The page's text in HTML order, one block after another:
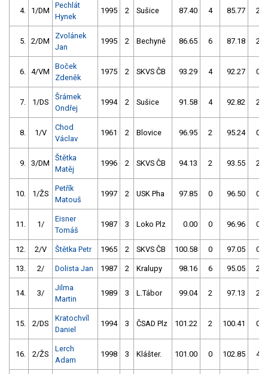
4. 1/DM
Pechlát
Hynek
1995 2 Sušice 87.40 4 85.77 2
5. 2/DM
Zvolánek
Jan
1995 2 Bechyně 86.65 6 87.18 2
6. 4/VM
Boček
Zdeněk
1975 2 SKVS ČB 93.29 4 92.27 0
7. 1/DS
Šrámek
Ondřej
1994 2 Sušice 91.58 4 92.82 2
8. 1/V
Chod
Václav
1961 2 Blovice 96.95 2 95.24 0
9. 3/DM
Štětka
Matěj
1996 2 SKVS ČB 94.13 2 93.55 2
10. 1/ŽS
Petřík
Matouš
1997 2 USK Pha 97.85 0 96.50 0
11. 1/
Eisner
Tomáš
1987 3 Loko Plz 0.00 0 96.96 0
12. 2/V Štětka Petr 1965 2 SKVS ČB 100.58 0 97.05 0
13. 2/ Dolista Jan 1987 2 Kralupy 98.16 6 95.05 2
14. 3/
Jilma
Martin
1989 3 L.Tábor 99.04 2 97.13 2
15. 2/DS
Kratochvíl
Daniel
1994 3 ČSAD Plz 101.22 2 100.41 0
16. 2/ŽS
Lerch
Adam
1998 3 Klášter. 101.00 0 102.85 4